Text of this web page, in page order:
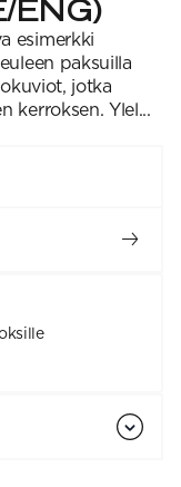
ENG)
esimerkki
paksuilla
jotka
kerroksen. Ylel...